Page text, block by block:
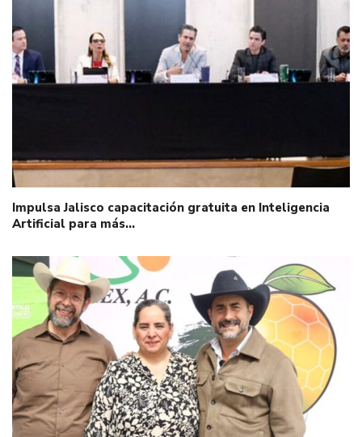
Impulsa Jalisco capacitación gratuita en Inteligencia
Artificial para más…